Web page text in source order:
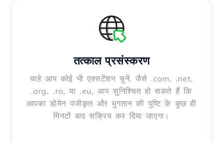
तत्काल प्रसंस्करण
चाहे आप कोई भी एक्सटेंशन चुनें, जैसे .com, .net,
.org, .ro, या .eu, आप सुनिश्चित हो सकते हैं कि
आपका डोमेन पंजीकृत और भुगतान की पुष्टि के कुछ ही
मिनटों बाद सक्रिय कर दिया जाएगा।